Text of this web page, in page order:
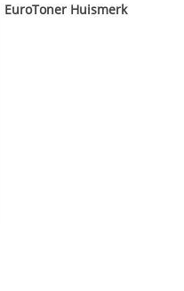
EuroToner Huismerk